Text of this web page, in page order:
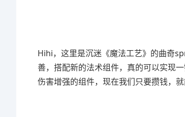
Hihi，这里是沉迷《魔法工艺》的曲奇
善，搭配新的法术组件，真的可以实现
伤害增强的组件，现在我们只要攒钱，